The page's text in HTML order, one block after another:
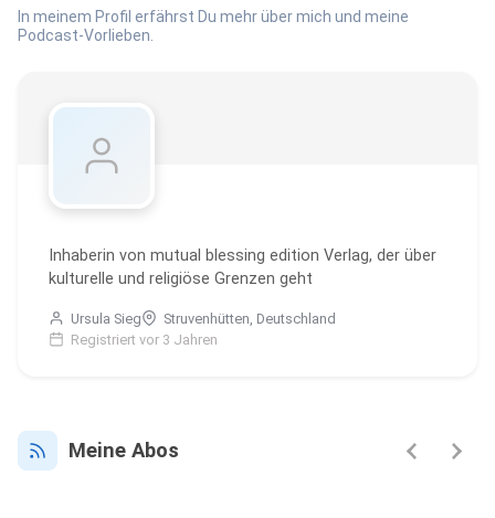
In meinem Profil erfährst Du mehr über mich und meine
Podcast-Vorlieben.
Inhaberin von mutual blessing edition Verlag, der über
kulturelle und religiöse Grenzen geht
Ursula Sieg
Struvenhütten, Deutschland
Registriert vor 3 Jahren
Meine Abos